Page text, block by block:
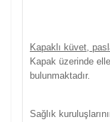
Kapaklı küvet,
Kapak üzerinde
bulunmaktadır.
Sağlık